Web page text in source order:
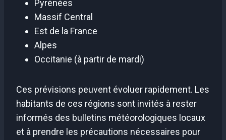
Pyrénées
Massif Central
Est de la France
Alpes
Occitanie (à partir de mardi)
Ces prévisions peuvent évoluer rapidement. Les
habitants de ces régions sont invités à rester
informés des bulletins météorologiques locaux
et à prendre les précautions nécessaires pour